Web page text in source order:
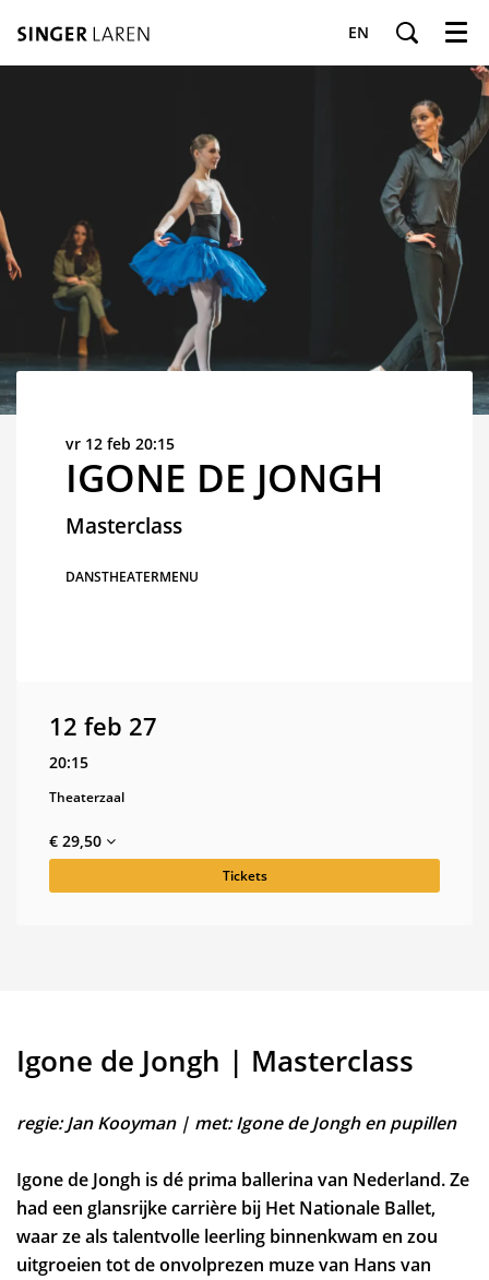
EN Menu
IGONE DE JONGH
Masterclass
vr 12 feb 20:15
DANSTHEATERMENU
12 feb 27
20:15
Theaterzaal
€ 29,50
Tickets
Igone de Jongh | Masterclass
regie: Jan Kooyman | met: Igone de Jongh en pupillen
Igone de Jongh is dé prima ballerina van Nederland. Ze
had een glansrijke carrière bij Het Nationale Ballet,
waar ze als talentvolle leerling binnenkwam en zou
uitgroeien tot de onvolprezen muze van Hans van